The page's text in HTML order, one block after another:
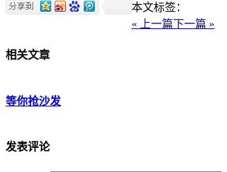
本文标签：
« 上一篇下一篇 »
相关文章
等你抢沙发
发表评论